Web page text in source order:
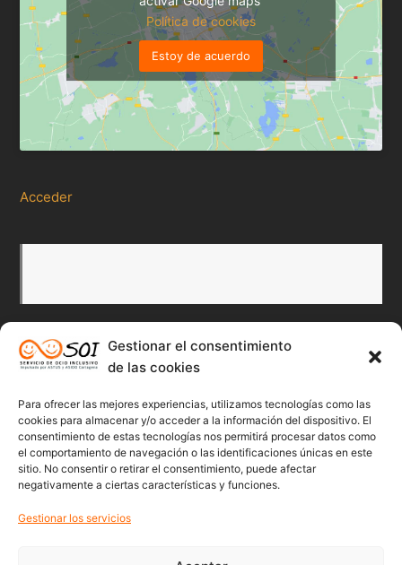
Gestionar el consentimiento
de las cookies
Para ofrecer las mejores experiencias, utilizamos tecnologías como las
cookies para almacenar y/o acceder a la información del dispositivo. El
consentimiento de estas tecnologías nos permitirá procesar datos como
el comportamiento de navegación o las identificaciones únicas en este
sitio. No consentir o retirar el consentimiento, puede afectar
negativamente a ciertas características y funciones.
Gestionar los servicios
Política de cookies
Estoy de acuerdo
Acceder
Redes Sociales
Twitter
Facebook
Youtube